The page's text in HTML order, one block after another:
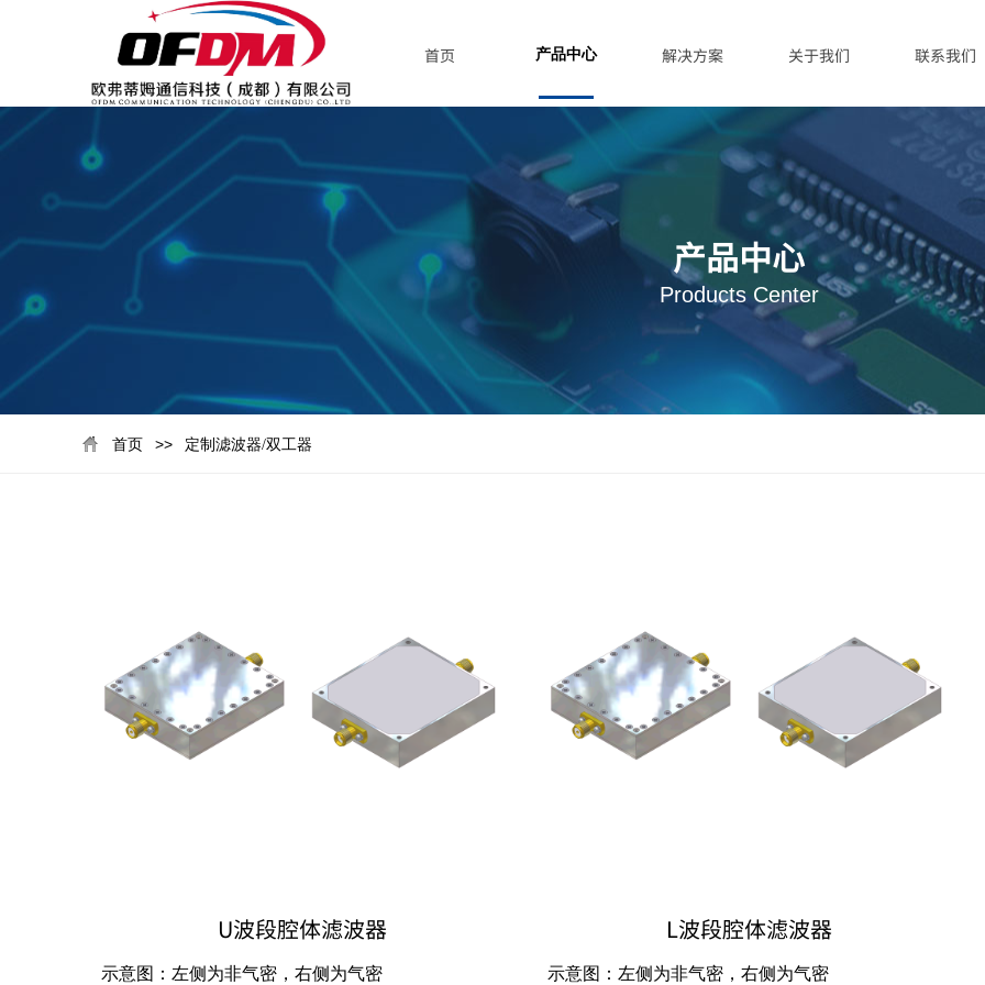
首页 产品中心 解决方案 关于我们 联系我们
产品中心
Products Center
首页 >> 定制滤波器/双工器
U波段腔体滤波器
示意图：左侧为非气密，右侧为气密
L波段腔体滤波器
示意图：左侧为非气密，右侧为气密